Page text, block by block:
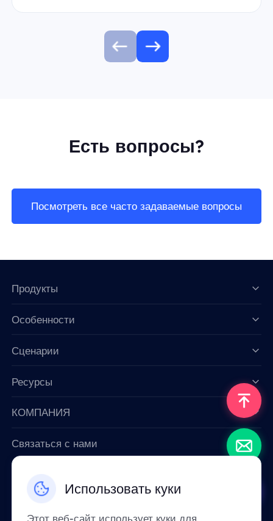
Есть вопросы?
Посмотреть все часто задаваемые вопросы
Использовать куки
Этот веб-сайт использует куки для
Продукты
Особенности
Сценарии
Ресурсы
КОМПАНИЯ
Связаться с нами